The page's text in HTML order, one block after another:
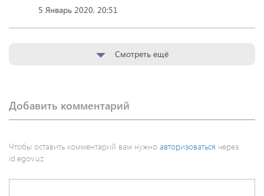
5 Январь 2020, 20:51
Смотреть ещё
Добавить комментарий
Чтобы оставить комментарий вам нужно авторизоваться через
id.egov.uz